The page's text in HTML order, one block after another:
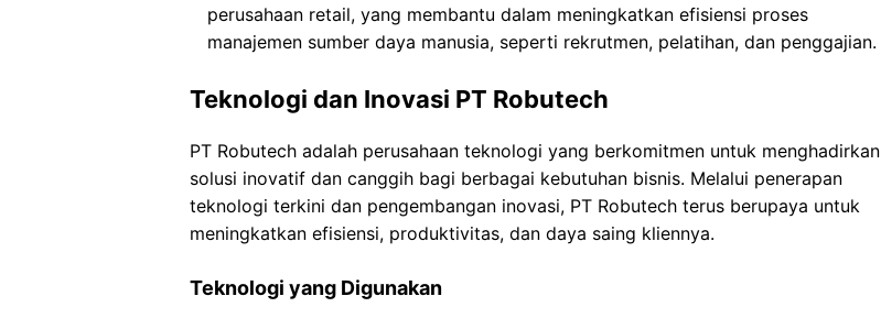
perusahaan retail, yang membantu dalam meningkatkan efisiensi proses
manajemen sumber daya manusia, seperti rekrutmen, pelatihan, dan penggajian.
Teknologi dan Inovasi PT Robutech
PT Robutech adalah perusahaan teknologi yang berkomitmen untuk menghadirkan
solusi inovatif dan canggih bagi berbagai kebutuhan bisnis. Melalui penerapan
teknologi terkini dan pengembangan inovasi, PT Robutech terus berupaya untuk
meningkatkan efisiensi, produktivitas, dan daya saing kliennya.
Teknologi yang Digunakan